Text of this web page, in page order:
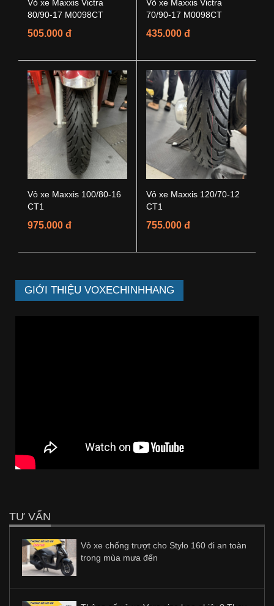
Vỏ xe Maxxis Victra
80/90-17 M0098CT
505.000 đ
Vỏ xe Maxxis Victra
70/90-17 M0098CT
435.000 đ
Vỏ xe Maxxis 100/80-16
CT1
975.000 đ
Vỏ xe Maxxis 120/70-12
CT1
755.000 đ
GIỚI THIỆU VOXECHINHHANG
TƯ VẤN
Vỏ xe chống trượt cho Stylo 160 đi an toàn
trong mùa mưa đến